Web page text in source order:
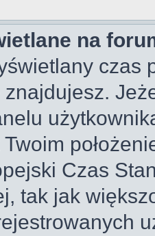
na
czas
Twoim
Czas
tak jak